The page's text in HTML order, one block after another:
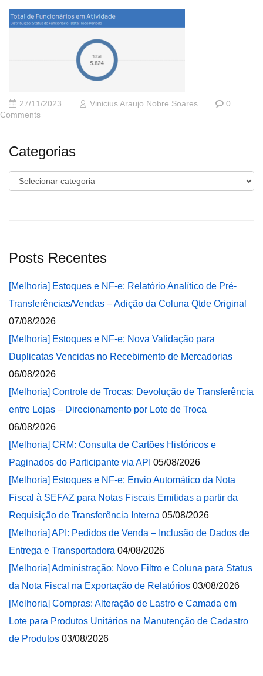
27/11/2023 Vinicius Araujo Nobre Soares
0
Comments
Categorias
Categorias
Posts Recentes
[Melhoria] Estoques e NF-e: Relatório Analítico de Pré-
Transferências/Vendas – Adição da Coluna Qtde Original
07/08/2026
[Melhoria] Estoques e NF-e: Nova Validação para
Duplicatas Vencidas no Recebimento de Mercadorias
06/08/2026
[Melhoria] Controle de Trocas: Devolução de Transferência
entre Lojas – Direcionamento por Lote de Troca
06/08/2026
[Melhoria] CRM: Consulta de Cartões Históricos e
Paginados do Participante via API 05/08/2026
[Melhoria] Estoques e NF-e: Envio Automático da Nota
Fiscal à SEFAZ para Notas Fiscais Emitidas a partir da
Requisição de Transferência Interna 05/08/2026
[Melhoria] API: Pedidos de Venda – Inclusão de Dados de
Entrega e Transportadora 04/08/2026
[Melhoria] Administração: Novo Filtro e Coluna para Status
da Nota Fiscal na Exportação de Relatórios 03/08/2026
[Melhoria] Compras: Alteração de Lastro e Camada em
Lote para Produtos Unitários na Manutenção de Cadastro
de Produtos 03/08/2026